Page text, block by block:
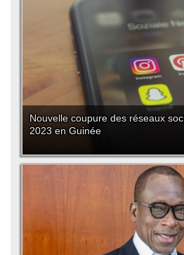
Nouvelle coupure des réseaux
2023 en Guinée